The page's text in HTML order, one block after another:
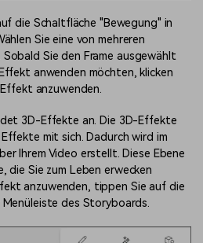
die Schaltfläche "Bewegung" in
Sie eine von mehreren
Sie den Frame ausgewählt
anwenden möchten, klicken
anzuwenden.
3D-Effekte an. Die 3D-Effekte
mit sich. Dadurch wird im
Ihrem Video erstellt. Diese Ebene
Sie zum Leben erwecken
anzuwenden, tippen Sie auf die
des Storyboards.